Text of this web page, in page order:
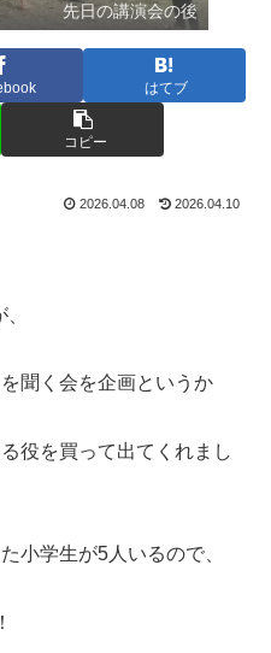
先日の講演会の後
はてブ
コピー
2026.04.08 2026.04.10
聞く会を企画というか
役を買って出てくれまし
小学生が5人いるので、